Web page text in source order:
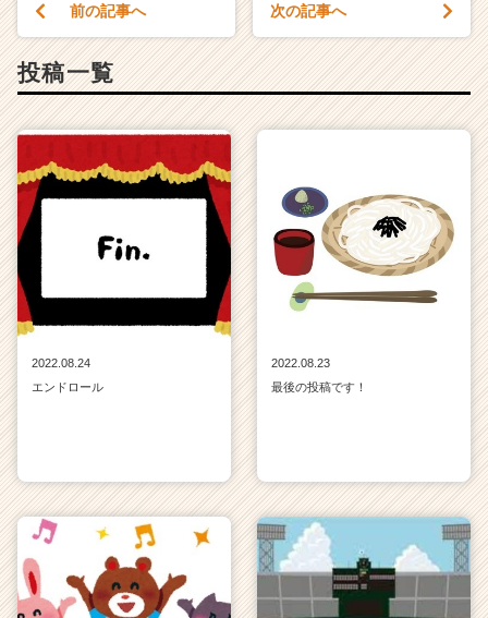
前の記事へ 次の記事へ
投稿一覧
2022.08.24
エンドロール
2022.08.23
最後の投稿です！